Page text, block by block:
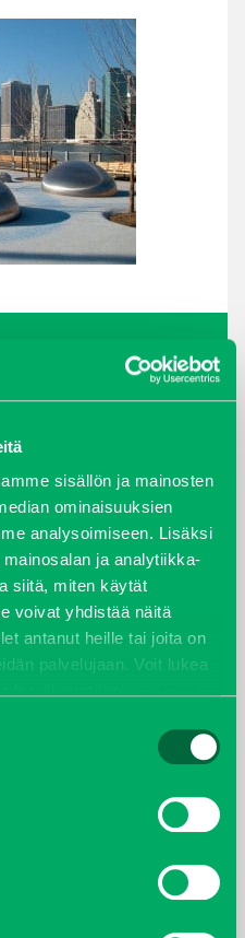
sisällön ja mainosten
ominaisuuksien
analysoimiseen. Lisäksi
ja analytiikka-
siitä, miten käytät
voivat yhdistää näitä
antanut heille tai joita on
palvelujaan. Voit lukea